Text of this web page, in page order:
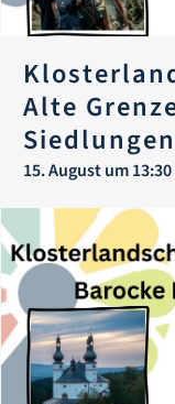
Alte
Siedlungen
15. August um 13:30